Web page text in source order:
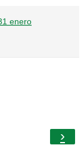
enero
›